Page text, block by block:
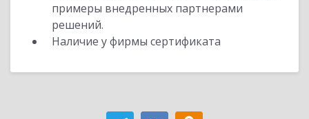
примеры внедренных партнерами
решений.
Наличие у фирмы сертификата